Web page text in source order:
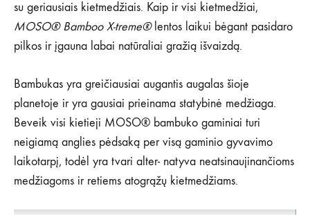
su geriausiais kietmedžiais. Kaip ir visi kietmedžiai,
MOSO® Bamboo X-treme® lentos laikui bėgant pasidaro
pilkos ir įgauna labai natūraliai gražią išvaizdą.
Bambukas yra greičiausiai augantis augalas šioje
planetoje ir yra gausiai prieinama statybinė medžiaga.
Beveik visi kietieji MOSO® bambuko gaminiai turi
neigiamą anglies pėdsaką per visą gaminio gyvavimo
laikotarpį, todėl yra tvari alter- natyva neatsinaujinančioms
medžiagoms ir retiems atogrąžų kietmedžiams.